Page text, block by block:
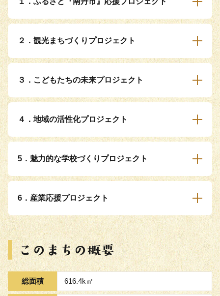
２．観光まちづくりプロジェクト
３．こどもたちの未来プロジェクト
４．地域の活性化プロジェクト
5．魅力的な学校づくりプロジェクト
6．産業応援プロジェクト
総面積 616.4k㎡